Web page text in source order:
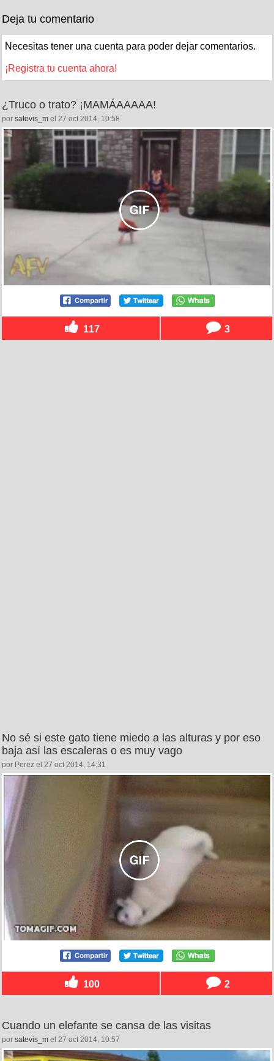
Deja tu comentario
Necesitas tener una cuenta para poder dejar comentarios.
¡Registra tu cuenta ahora!
¿Truco o trato? ¡MAMÁAAAAA!
por satevis_m el 27 oct 2014, 10:58
117 3
No sé si este gato tiene miedo a las alturas y por eso
baja así las escaleras o es muy vago
por Perez el 27 oct 2014, 14:31
100 2
Cuando un elefante se cansa de las visitas
por satevis_m el 27 oct 2014, 10:57